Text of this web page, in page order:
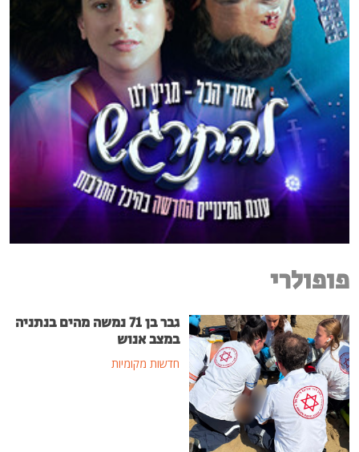
פופולרי
גבר בן 71 נמשה מהים בנתניה
במצב אנוש
חדשות מקומיות